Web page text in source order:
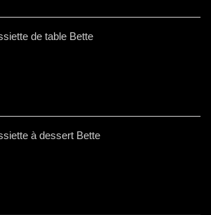
de table Bette
à dessert Bette